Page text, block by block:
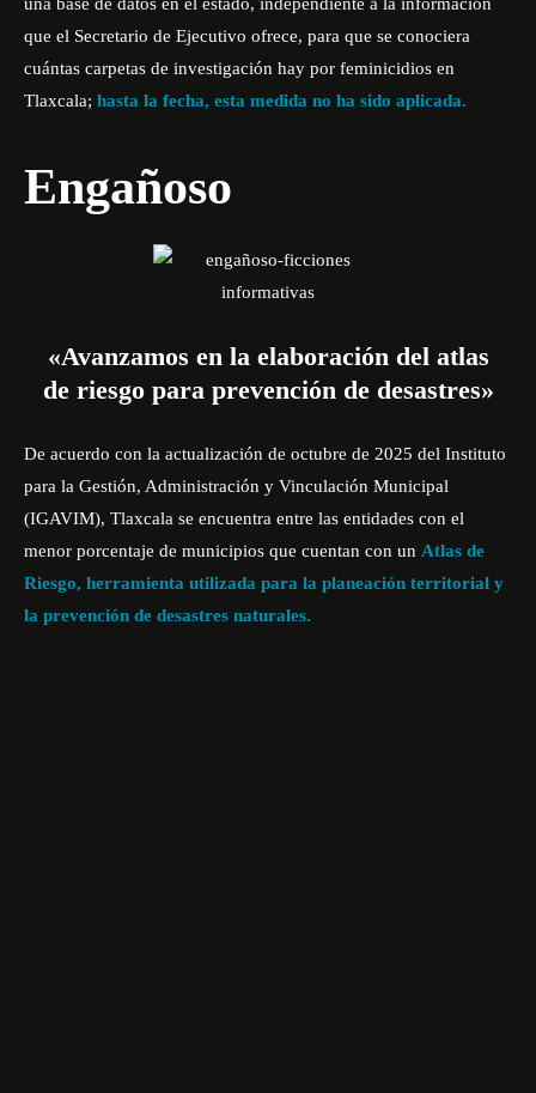
que el Secretario de Ejecutivo ofrece, para que se conociera
cuántas carpetas de investigación hay por feminicidios en
Tlaxcala; hasta la fecha, esta medida no ha sido aplicada.
Engañoso
«Avanzamos en la elaboración del atlas
de riesgo para prevención de desastres»
De acuerdo con la actualización de octubre de 2025 del Instituto
para la Gestión, Administración y Vinculación Municipal
(IGAVIM), Tlaxcala se encuentra entre las entidades con el
menor porcentaje de municipios que cuentan con un Atlas de
Riesgo, herramienta utilizada para la planeación territorial y
la prevención de desastres naturales.